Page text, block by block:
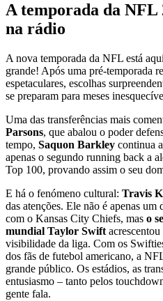
A temporada da NFL
na rádio
A nova temporada da NFL está
grande! Após uma pré-temporada
espetaculares, escolhas
se preparam para meses
Uma das transferências mais
Parsons, que abalou o poder
tempo, Saquon Barkley continua
apenas o segundo running back a
Top 100, provando assim o seu
E há o fenómeno cultural: Travis
das atenções. Ele não é apenas
com o Kansas City Chiefs, mas o
mundial Taylor Swift
visibilidade da liga. Com os
dos fãs de futebol americano, a
grande público. Os estádios, as
entusiasmo – tanto pelos
gente fala.